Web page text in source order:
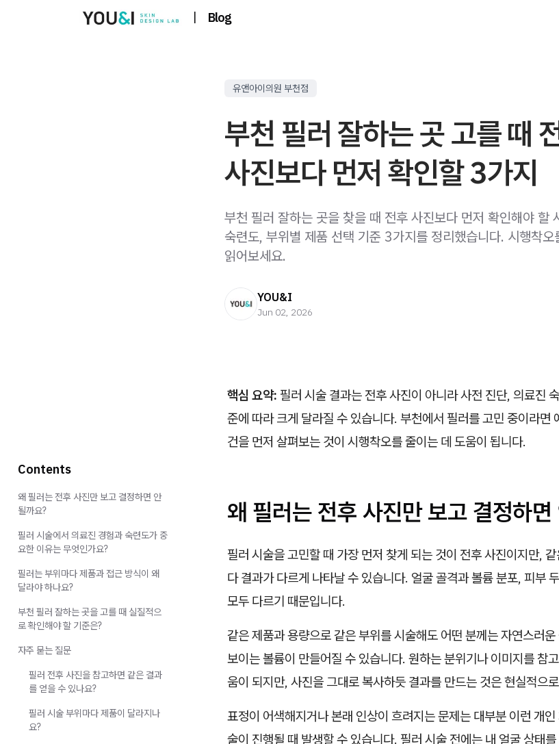
| Blog
유앤아이의원 부천점
부천 필러 잘하는 곳 고를 때
사진보다 먼저 확인할 3가지
부천 필러 잘하는 곳을 찾을 때 전후 사진보다 먼저 확인해야 할
숙련도, 부위별 제품 선택 기준 3가지를 정리했습니다. 시행착
읽어보세요.
YOU&I
Jun 02, 2026
핵심 요약: 필러 시술 결과는 전후 사진이 아니라 사전 진단, 의료진
준에 따라 크게 달라질 수 있습니다. 부천에서 필러를 고민 중이라면
건을 먼저 살펴보는 것이 시행착오를 줄이는 데 도움이 됩니다.
왜 필러는 전후 사진만 보고 결정하
필러 시술을 고민할 때 가장 먼저 찾게 되는 것이 전후 사진이지만,
다 결과가 다르게 나타날 수 있습니다. 얼굴 골격과 볼륨 분포, 피부
모두 다르기 때문입니다.
같은 제품과 용량으로 같은 부위를 시술해도 어떤 분께는 자연스러
보이는 볼륨이 만들어질 수 있습니다. 원하는 분위기나 이미지를 참
움이 되지만, 사진을 그대로 복사하듯 결과를 만드는 것은 현실적으
표정이 어색해지거나 본래 인상이 흐려지는 문제는 대부분 이런 개
술이 진행될 때 발생할 수 있습니다. 필러 시술 전에는 내 얼굴 상태
Contents
왜 필러는 전후 사진만 보고 결정하면 안
될까요?
필러 시술에서 의료진 경험과 숙련도가 중
요한 이유는 무엇인가요?
필러는 부위마다 제품과 접근 방식이 왜
달라야 하나요?
부천 필러 잘하는 곳을 고를 때 실질적으
로 확인해야 할 기준은?
자주 묻는 질문
필러 전후 사진을 참고하면 같은 결과
를 얻을 수 있나요?
필러 시술 부위마다 제품이 달라지나
요?